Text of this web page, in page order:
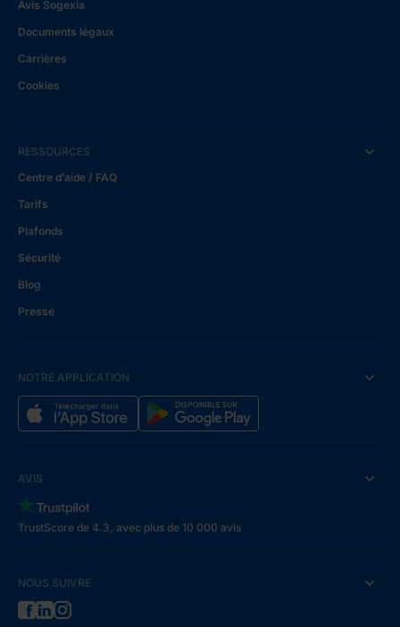
Avis Sogexia
Documents légaux
Carrières
Cookies
RESSOURCES
Centre d’aide / FAQ
Tarifs
Plafonds
Sécurité
Blog
Presse
NOTRE APPLICATION
AVIS
TrustScore de 4.3, avec plus de 10 000 avis
NOUS SUIVRE